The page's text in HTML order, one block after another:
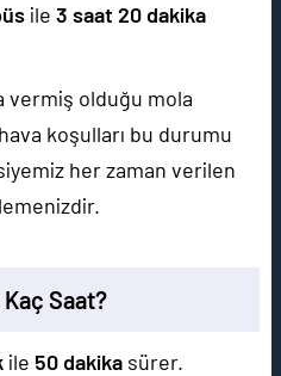
ile 3 saat 20 dakika
vermiş olduğu mola
koşulları bu durumu
her zaman verilen
Saat?
ile 50 dakika sürer.